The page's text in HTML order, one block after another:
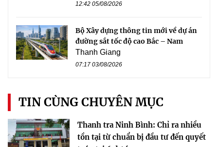
12:42 05/08/2026
Bộ Xây dựng thông tin mới về dự án
đường sắt tốc độ cao Bắc – Nam
Thanh Giang
07:17 03/08/2026
TIN CÙNG CHUYÊN MỤC
Thanh tra Ninh Bình: Chỉ ra nhiều
tồn tại từ chuẩn bị đầu tư đến quyết